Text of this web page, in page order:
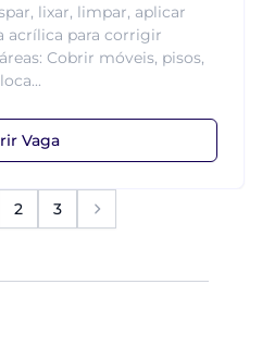
lixar, limpar, aplicar
acrílica para corrigir
Cobrir móveis, pisos,
Vaga
2 3